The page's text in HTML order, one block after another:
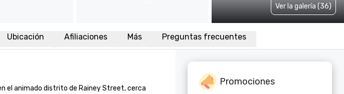
Ver la galería (36)
Ubicación Afiliaciones Más Preguntas frecuentes
el animado distrito de Rainey Street, cerca
Promociones